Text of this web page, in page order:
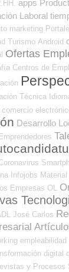
apps
Laboral
marketing
Turismo Android
Ofertas
Centros de
Técnica
comercio
Desarrollo
Infojobs Material
Empresas OL
José Carlos
empleabilidad
digital
y Procesos